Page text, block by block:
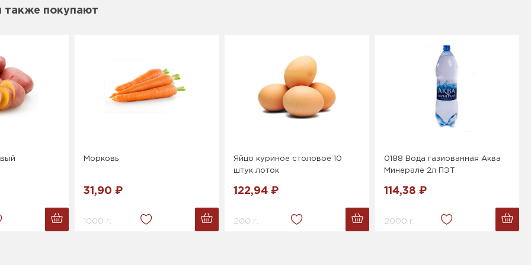
также покупают
Морковь
31,90 ₽
1000 г.
Яйцо куриное столовое 10
штук лоток
122,94 ₽
200 г.
0188 Вода газиованная Аква
Минерале 2л ПЭТ
114,38 ₽
2000 г.